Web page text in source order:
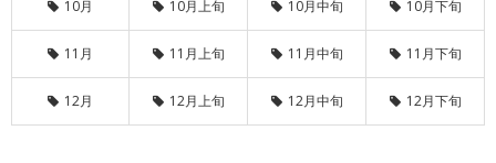
10月 10月上旬 10月中旬 10月下旬
11月 11月上旬 11月中旬 11月下旬
12月 12月上旬 12月中旬 12月下旬